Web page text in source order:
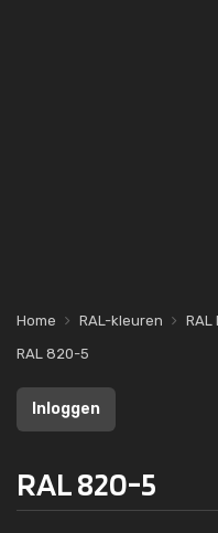
Home RAL-kleuren RAL
RAL 820-5
Inloggen
RAL 820-5